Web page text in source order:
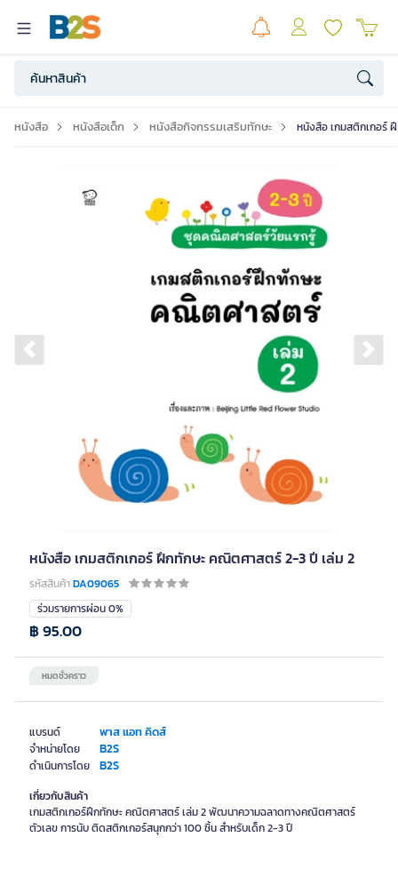
หนังสือ หนังสือเด็ก หนังสือกิจกรรมเสริมทักษะ หนังสือ เกมสติกเกอร์
Previous slide
หนังสือ เกมสติกเกอร์ ฝึกทักษะ คณิตศาสตร์ 2-3 ปี เล่ม 2
รหัสสินค้าDA09065
แบรนด์ พาส แอท คิดส์
จำหน่ายโดย B2S
ดำเนินการโดย B2S
ร่วมรายการผ่อน 0%
หมดชั่วคราว
฿ 95.00
เกี่ยวกับสินค้า
เกมสติกเกอร์ฝึกทักษะ คณิตศาสตร์ เล่ม 2 พัฒนาความฉลาดทางคณิตศาสตร์